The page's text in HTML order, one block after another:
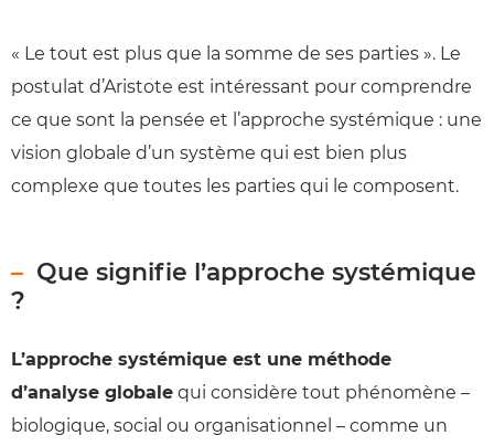
« Le tout est plus que la somme de ses parties ». Le
postulat d’Aristote est intéressant pour comprendre
ce que sont la pensée et l’approche systémique : une
vision globale d’un système qui est bien plus
complexe que toutes les parties qui le composent.
Que signifie l’approche systémique
?
L’approche systémique est une méthode
d’analyse globale qui considère tout phénomène –
biologique, social ou organisationnel – comme un